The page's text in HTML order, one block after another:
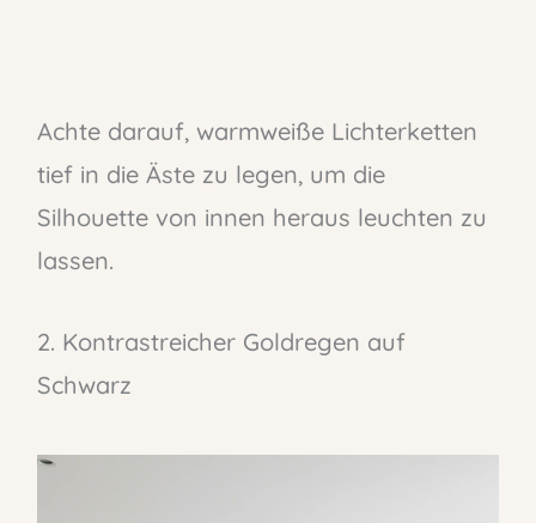
Achte darauf, warmweiße Lichterketten
tief in die Äste zu legen, um die
Silhouette von innen heraus leuchten zu
lassen.
2. Kontrastreicher Goldregen auf
Schwarz